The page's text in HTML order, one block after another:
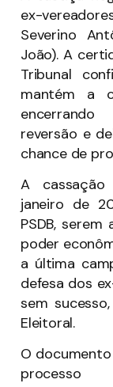
ex-
Severino
João). A
Tribunal
mantém a
reversão e
chance de
A
janeiro de
PSDB,
poder
a última
defesa dos
sem
Eleitoral.
O